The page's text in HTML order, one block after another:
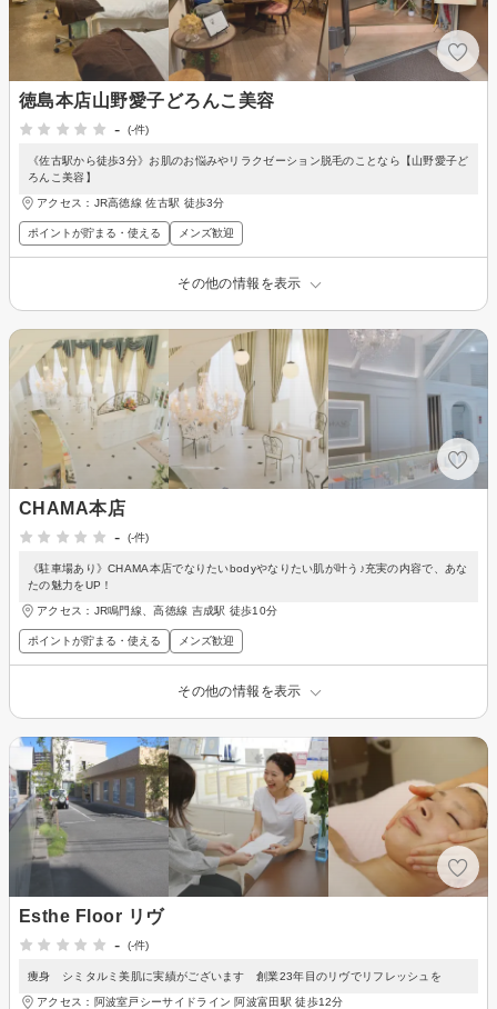
徳島本店山野愛子どろんこ美容
-
(-件)
《佐古駅から徒歩3分》お肌のお悩みやリラクゼーション脱毛のことなら【山野愛子ど
ろんこ美容】
アクセス：JR高徳線 佐古駅 徒歩3分
ポイントが貯まる・使える メンズ歓迎
その他の情報を表示
CHAMA本店
-
(-件)
《駐車場あり》CHAMA本店でなりたいbodyやなりたい肌が叶う♪充実の内容で、あな
たの魅力をUP！
アクセス：JR鳴門線、高徳線 吉成駅 徒歩10分
ポイントが貯まる・使える メンズ歓迎
その他の情報を表示
Esthe Floor リヴ
-
(-件)
痩身 シミタルミ美肌に実績がございます 創業23年目のリヴでリフレッシュを
アクセス：阿波室戸シーサイドライン 阿波富田駅 徒歩12分